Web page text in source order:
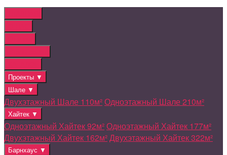
Проекты ▼
Шале ▼
Двухэтажный Шале 110м²Одноэтажный Шале 210м²
Хайтек ▼
Одноэтажный Хайтек 92м²Одноэтажный Хайтек 177м²
Двухэтажный Хайтек 162м²Двухэтажный Хайтек 322м²
Барнхаус ▼